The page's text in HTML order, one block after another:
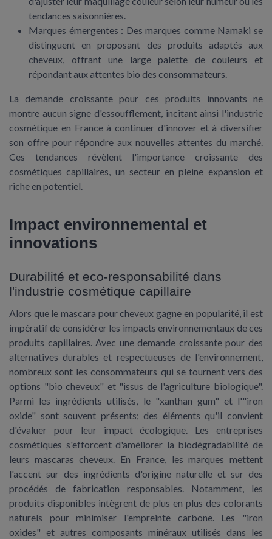
tendances saisonnières.
Marques émergentes : Des marques comme Namaki se
distinguent en proposant des produits adaptés aux
cheveux, offrant une large palette de couleurs et
répondant aux attentes bio des consommateurs.
La demande croissante pour ces produits innovants ne
montre aucun signe d'essoufflement, incitant ainsi l'industrie
cosmétique en France à continuer d'innover et à diversifier
son offre pour répondre aux nouvelles attentes du marché.
Ces tendances révèlent l'importance croissante des
cosmétiques capillaires, un secteur en pleine expansion et
riche en potentiel.
Impact environnemental et
innovations
Durabilité et eco-responsabilité dans
l'industrie cosmétique capillaire
Alors que le mascara pour cheveux gagne en popularité, il est
impératif de considérer les impacts environnementaux de ces
produits capillaires. Avec une demande croissante pour des
alternatives durables et respectueuses de l'environnement,
nombreux sont les consommateurs qui se tournent vers des
options "bio cheveux" et "issus de l'agriculture biologique".
Parmi les ingrédients utilisés, le "xanthan gum" et l'"iron
oxide" sont souvent présents; des éléments qu'il convient
d'évaluer pour leur impact écologique. Les entreprises
cosmétiques s'efforcent d'améliorer la biodégradabilité de
leurs mascaras cheveux. En France, les marques mettent
l'accent sur des ingrédients d'origine naturelle et sur des
procédés de fabrication responsables. Notamment, les
produits disponibles intègrent de plus en plus des colorants
naturels pour minimiser l'empreinte carbone. Les "iron
oxides" et autres composants minéraux utilisés dans les